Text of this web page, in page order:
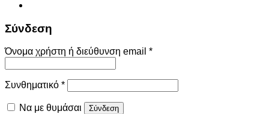
Σύνδεση
Όνομα χρήστη ή διεύθυνση email *Απαιτείται
Συνθηματικό *Απαιτείται
Να με θυμάσαι Σύνδεση